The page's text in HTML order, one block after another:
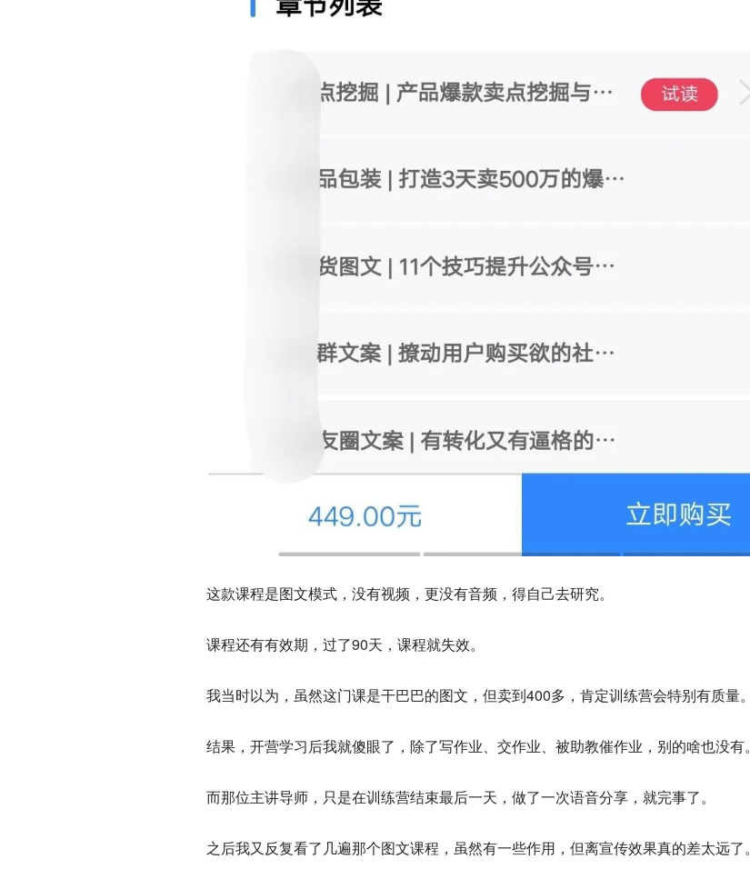
这款课程是图文模式，没有视频，更没有音频，得自己去研究。
课程还有有效期，过了90天，课程就失效。
我当时以为，虽然这门课是干巴巴的图文，但卖到400多，肯定训练营会特别有质量。
结果，开营学习后我就傻眼了，除了写作业、交作业、被助教催作业，别的啥也没有。
而那位主讲导师，只是在训练营结束最后一天，做了一次语音分享，就完事了。
之后我又反复看了几遍那个图文课程，虽然有一些作用，但离宣传效果真的差太远了。